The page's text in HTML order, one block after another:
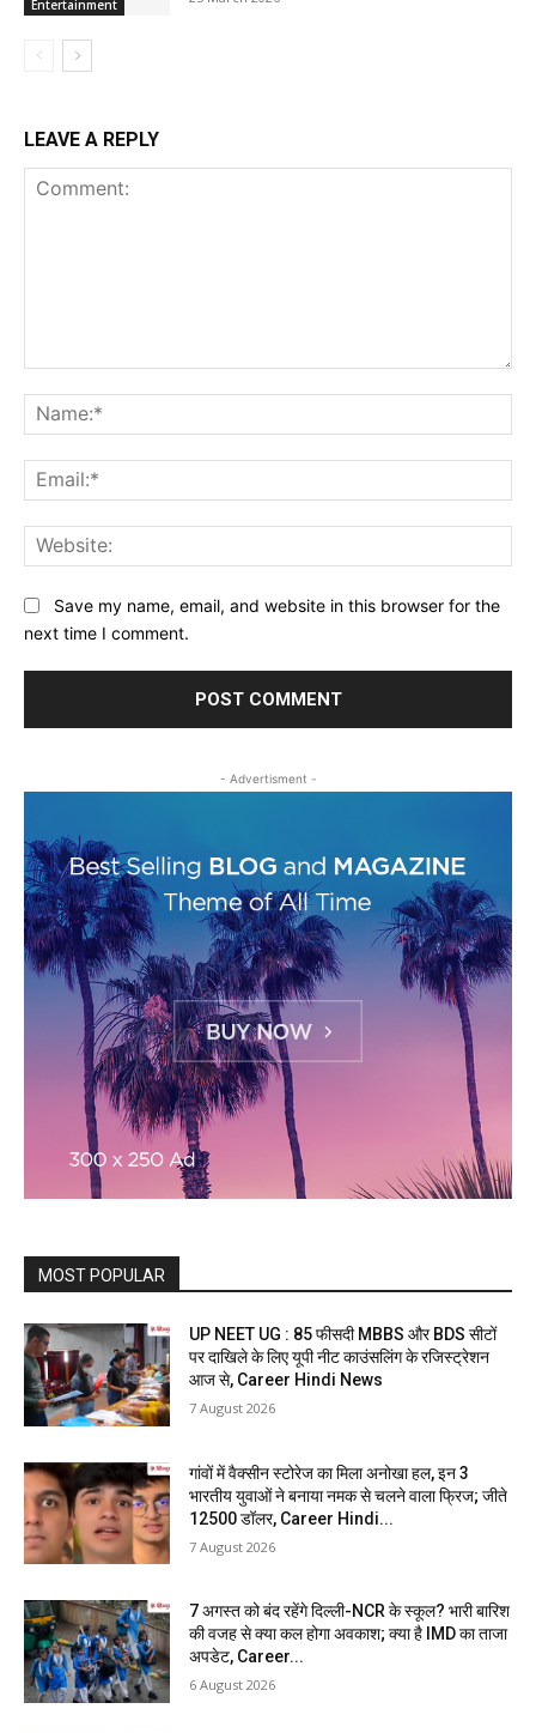
Entertainment
LEAVE A REPLY
Save my name, email, and website in this browser for the
next time I comment.
- Advertisment -
MOST POPULAR
UP NEET UG : 85 फीसदी MBBS और BDS सीटों
पर दाखिले के लिए यूपी नीट काउंसलिंग के रजिस्ट्रेशन
आज से, Career Hindi News
7 August 2026
गांवों में वैक्सीन स्टोरेज का मिला अनोखा हल, इन 3
भारतीय युवाओं ने बनाया नमक से चलने वाला फ्रिज; जीते
12500 डॉलर, Career Hindi...
7 August 2026
7 अगस्त को बंद रहेंगे दिल्ली-NCR के स्कूल? भारी बारिश
की वजह से क्या कल होगा अवकाश; क्या है IMD का ताजा
अपडेट, Career...
6 August 2026